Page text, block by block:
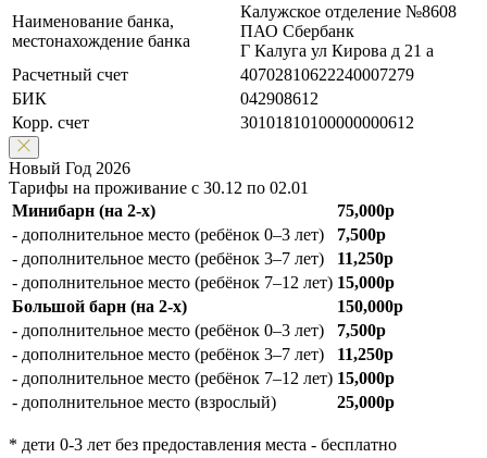
Наименование банка,
местонахождение банка
Калужское отделение №8608
ПАО Сбербанк
Г Калуга ул Кирова д 21 а
Расчетный счет
40702810622240007279
БИК
042908612
Корр. счет
30101810100000000612
Новый Год 2026
Тарифы на проживание с 30.12 по 02.01
Минибарн (на 2-х)
75,000р
- дополнительное место (ребёнок 0–3 лет)
7,500р
- дополнительное место (ребёнок 3–7 лет)
11,250р
- дополнительное место (ребёнок 7–12 лет) 15,000р
Большой барн (на 2-х)
150,000р
- дополнительное место (ребёнок 0–3 лет)
7,500р
- дополнительное место (ребёнок 3–7 лет)
11,250р
- дополнительное место (ребёнок 7–12 лет) 15,000р
- дополнительное место (взрослый)
25,000р
* дети 0-3 лет без предоставления места - бесплатно